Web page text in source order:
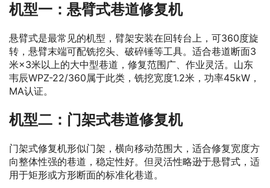
机型一：悬臂式巷道修复机
悬臂式是最常见的机型，臂架安装在回转台上，可360度旋
转，悬臂末端可配铣挖头、破碎锤等工具。适合巷道断面3
米×3米以上的大中型巷道，修复范围广、作业灵活。山东
韦辰WPZ-22/360属于此类，铣挖宽度1.2米，功率45kW，
MA认证。
机型二：门架式巷道修复机
门架式修复机形似门架，横向移动范围大，适合修复宽度方
向整体性强的巷道，稳定性好。但灵活性略逊于悬臂式，适
用于矩形或方形断面的标准化巷道。